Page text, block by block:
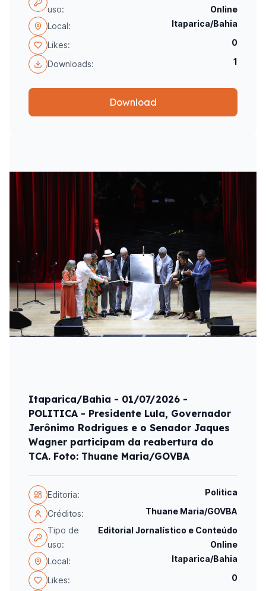
uso:
Online
Local:
Itaparica/Bahia
Likes: 0
Downloads: 1
Download
Itaparica/Bahia - 01/07/2026 -
POLITICA - Presidente Lula, Governador
Jerônimo Rodrigues e o Senador Jaques
Wagner participam da reabertura do
TCA. Foto: Thuane Maria/GOVBA
Editoria: Politica
Créditos:
Thuane Maria/GOVBA
Tipo de
uso:
Editorial Jornalístico e Conteúdo
Online
Local:
Itaparica/Bahia
Likes: 0